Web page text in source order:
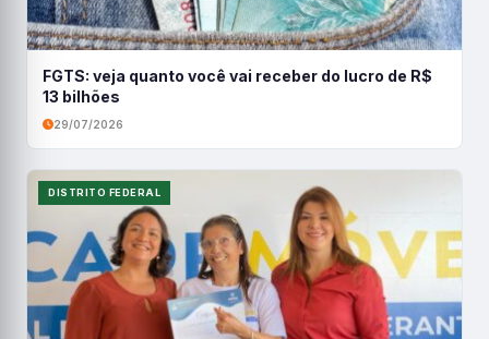
FGTS: veja quanto você vai receber do lucro de R$
13 bilhões
29/07/2026
DISTRITO FEDERAL